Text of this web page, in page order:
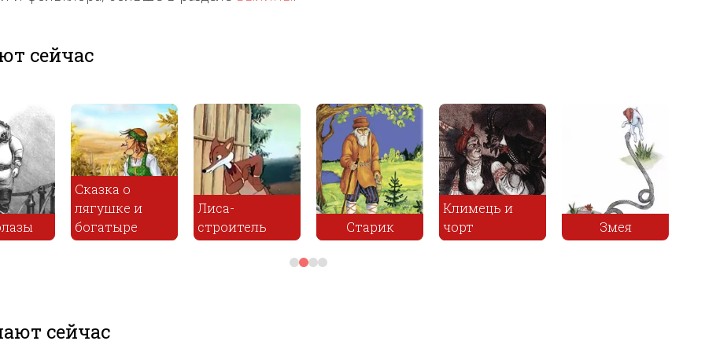
сейчас
Старик
Климець и
чорт
Змея
Лисица -
девица и
Котофей
Лиса и тетерев
сейчас